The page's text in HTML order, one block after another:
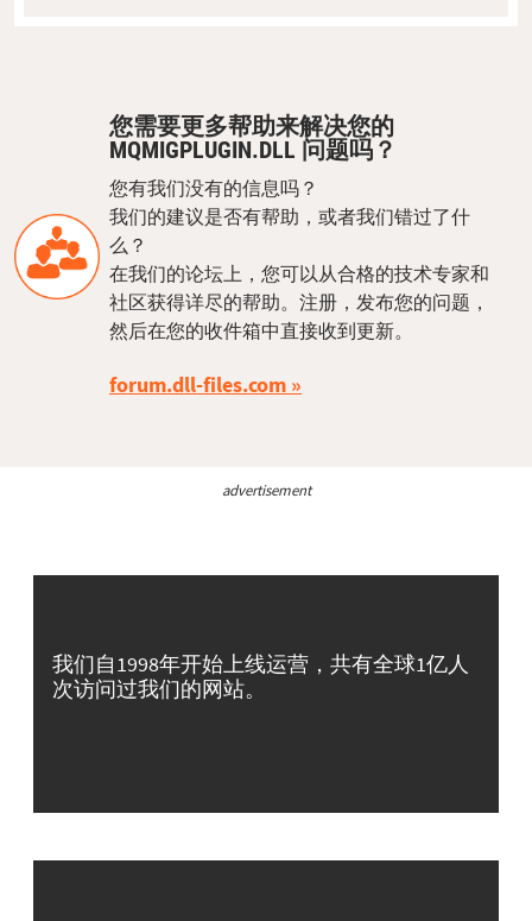
您需要更多帮助来解决您的
MQMIGPLUGIN.DLL 问题吗？
您有我们没有的信息吗？
我们的建议是否有帮助，或者我们错过了什
么？
在我们的论坛上，您可以从合格的技术专家和
社区获得详尽的帮助。注册，发布您的问题，
然后在您的收件箱中直接收到更新。
forum.dll-files.com
advertisement
我们自1998年开始上线运营，共有全球1亿人
次访问过我们的网站。